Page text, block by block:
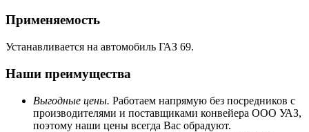
Применяемость
Устанавливается на автомобиль ГАЗ 69.
Наши преимущества
Выгодные цены. Работаем напрямую без посредников с
производителями и поставщиками конвейера ООО УАЗ,
поэтому наши цены всегда Вас обрадуют.